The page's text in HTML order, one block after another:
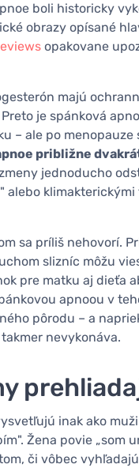
boli historicky
obrazy opísané
opakovane
majú
je spánková
– ale po
približne
jednoducho
sa príliš nehovorí.
slizníc môžu
pre matku aj dieťa
apnoou v
pôrodu – a
nevykonáva.
inak ako
Žena povie „som
či vôbec